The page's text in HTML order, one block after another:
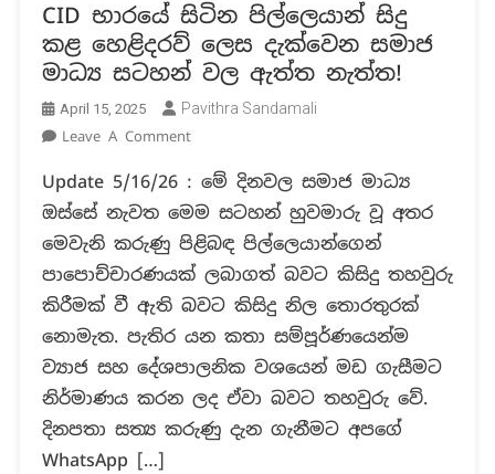
CID භාරයේ සිටින පිල්ලෙයාන් සිදු
කළ හෙළිදරව් ලෙස දැක්වෙන සමාජ
මාධ්‍ය සටහන් වල ඇත්ත නැත්ත!
April 15, 2025 Pavithra Sandamali
Leave A CommentOn
භාරයේ
සිටින
පිල්ලෙයාන්
සිදු
කළ
හෙළිදරව්
ලෙස
දැක්වෙන
සමාජ
මාධ්‍ය
සටහන්
Update 5/16/26 : මේ දිනවල සමාජ මාධ්‍ය
ඔස්සේ නැවත මෙම සටහන් හුවමාරු වූ අතර
මෙවැනි කරුණු පිළිබඳ පිල්ලෙයාන්ගෙන්
පාපොච්චාරණයක් ලබාගත් බවට කිසිදු තහවුරු
කිරීමක් වී ඇති බවට කිසිදු නිල තොරතුරක්
නොමැත. පැතිර යන කතා සම්පූර්ණයෙන්ම
ව්‍යාජ සහ දේශපාලනික වශයෙන් මඩ ගැසීමට
නිර්මාණය කරන ලද ඒවා බව‍ට තහවුරු වේ.
දිනපතා සත්‍ය කරුණු දැන ගැනීමට අපගේ
WhatsApp […]